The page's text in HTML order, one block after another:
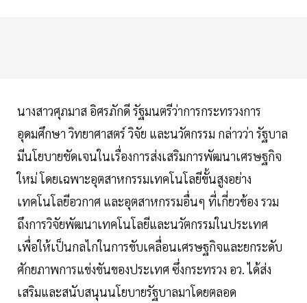
นางสาวศุภมาส อิศรภักดี รัฐมนตรีว่าการกระทรวงการ
อุดมศึกษา วิทยาศาสตร์ วิจัย และนวัตกรรม กล่าวว่า รัฐบาล
มีนโยบายชัดเจนในเรื่องการส่งเสริมการพัฒนาเศรษฐกิจ
ใหม่ โดยเฉพาะอุตสาหกรรมเทคโนโลยีขั้นสูงอย่าง
เทคโนโลยีอวกาศ และอุตสาหกรรมอื่นๆ ที่เกี่ยวข้อง รวม
ถึงการวิจัยพัฒนาเทคโนโลยีและนวัตกรรมในประเทศ
เพื่อให้เป็นกลไกในการขับเคลื่อนเศรษฐกิจและยกระดับ
ศักยภาพการแข่งขันของประเทศ ซึ่งกระทรวง อว. ได้ส่ง
เสริมและสนับสนุนนโยบายรัฐบาลมาโดยตลอด